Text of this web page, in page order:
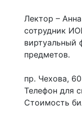
Лектор –
сотрудник
виртуальный
предметов.
пр. Чехова, 60
Телефон для
Стоимость